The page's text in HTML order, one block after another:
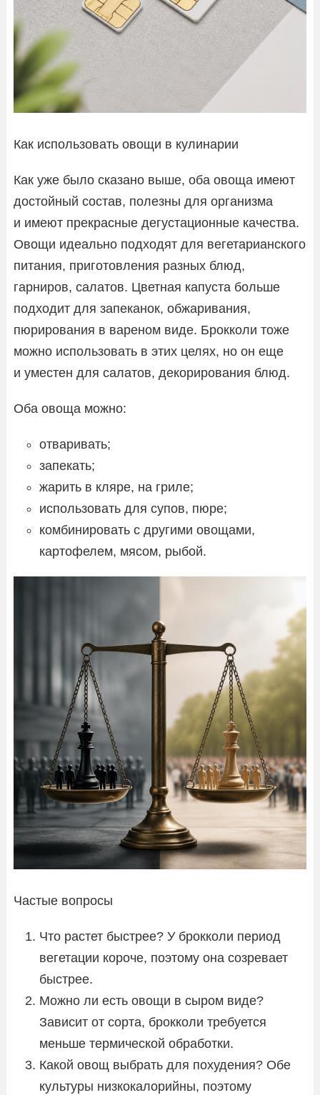
Как использовать овощи в кулинарии
Как уже было сказано выше, оба овоща имеют
достойный состав, полезны для организма
и имеют прекрасные дегустационные качества.
Овощи идеально подходят для вегетарианского
питания, приготовления разных блюд,
гарниров, салатов. Цветная капуста больше
подходит для запеканок, обжаривания,
пюрирования в вареном виде. Брокколи тоже
можно использовать в этих целях, но он еще
и уместен для салатов, декорирования блюд.
Оба овоща можно:
отваривать;
запекать;
жарить в кляре, на гриле;
использовать для супов, пюре;
комбинировать с другими овощами,
картофелем, мясом, рыбой.
Частые вопросы
Что растет быстрее? У брокколи период
вегетации короче, поэтому она созревает
быстрее.
Можно ли есть овощи в сыром виде?
Зависит от сорта, брокколи требуется
меньше термической обработки.
Какой овощ выбрать для похудения? Обе
культуры низкокалорийны, поэтому